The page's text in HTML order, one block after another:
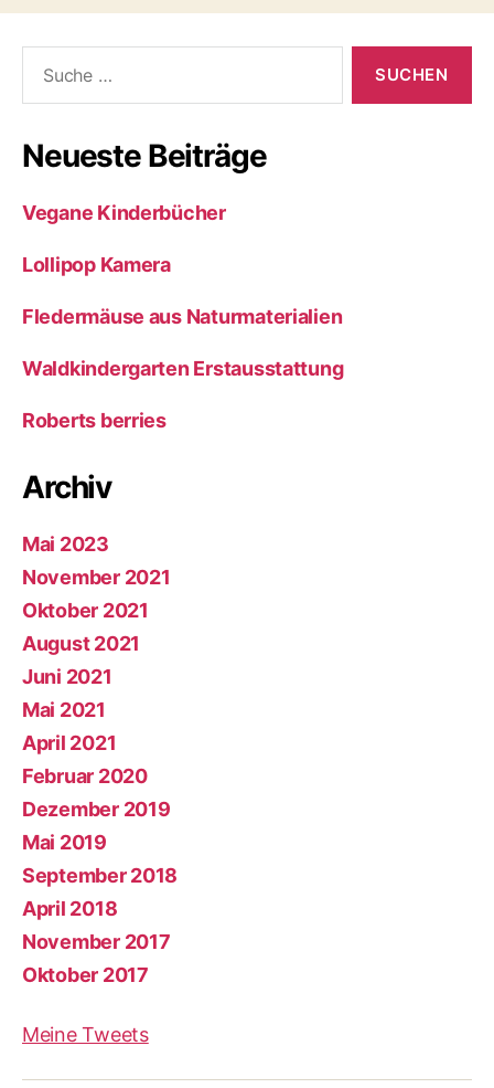
nach:
Neueste Beiträge
Vegane Kinderbücher
Lollipop Kamera
Fledermäuse aus Naturmaterialien
Waldkindergarten Erstausstattung
Roberts berries
Archiv
Mai 2023
November 2021
Oktober 2021
August 2021
Juni 2021
Mai 2021
April 2021
Februar 2020
Dezember 2019
Mai 2019
September 2018
April 2018
November 2017
Oktober 2017
Meine Tweets